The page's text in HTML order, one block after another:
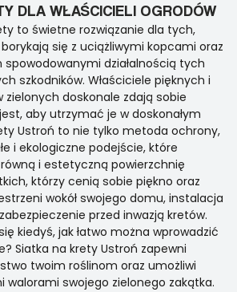
DLA WŁAŚCICIELI OGRODÓW
to świetne rozwiązanie dla tych,
się z uciążliwymi kopcami oraz
spowodowanymi działalnością tych
szkodników. Właściciele pięknych i
doskonale zdają sobie
aby utrzymać je w doskonałym
Ustroń to nie tylko metoda ochrony,
i ekologiczne podejście, które
i estetyczną powierzchnię
którzy cenią sobie piękno oraz
wokół swojego domu, instalacja
przed inwazją kretów.
kiedyś, jak łatwo można wprowadzić
Siatka na krety Ustroń zapewni
twoim roślinom oraz umożliwi
walorami swojego zielonego zakątka.